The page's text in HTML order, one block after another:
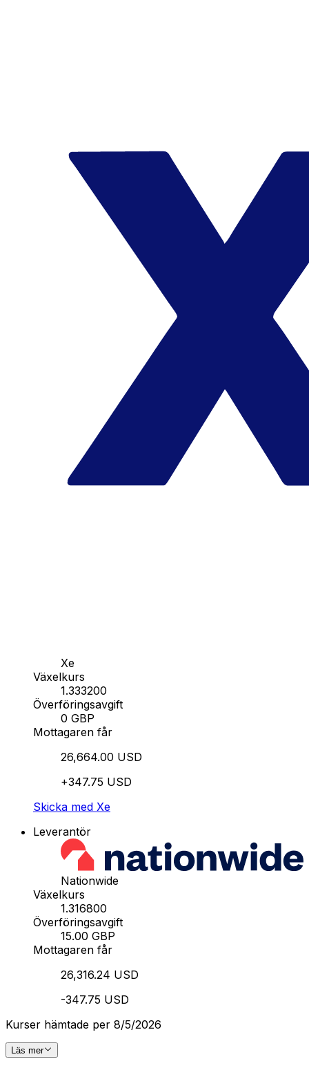
Xe
Växelkurs
1.333200
Överföringsavgift
0 GBP
Mottagaren får
26,664.00 USD
+347.75 USD
Skicka med Xe
Leverantör
Nationwide
Växelkurs
1.316800
Överföringsavgift
15.00 GBP
Mottagaren får
26,316.24 USD
-347.75 USD
Kurser hämtade per 8/5/2026
Läs mer